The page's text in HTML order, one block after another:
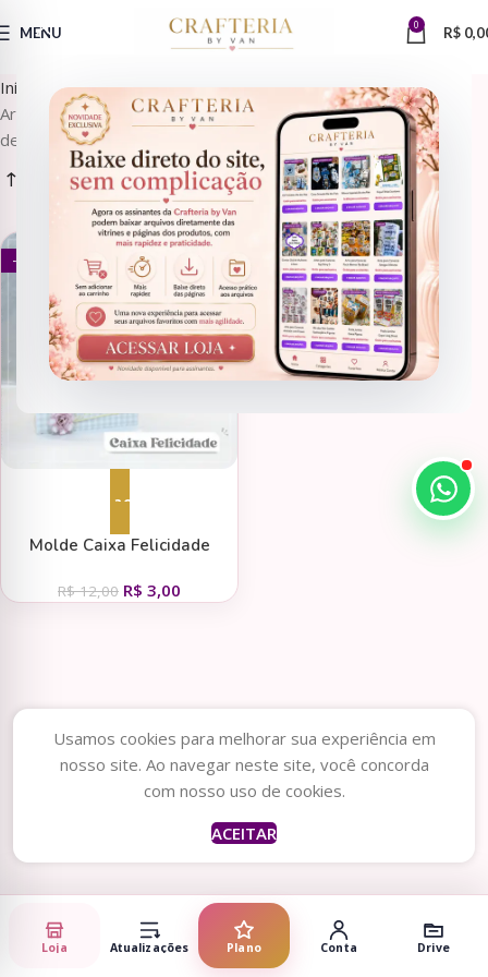
MENU 0 R$
Início
Arquivos de Corte, Arquivos de Corte > Embalagens, Arquivos
de Corte > Moldes
- 75%
Adicionar ao carrinho
Molde Caixa Felicidade
R$12,00 R$ 3,00
Usamos cookies para melhorar sua experiência em
nosso site. Ao navegar neste site, você concorda
com nosso uso de cookies.
ACEITAR
Loja Atualizações Plano Conta Drive